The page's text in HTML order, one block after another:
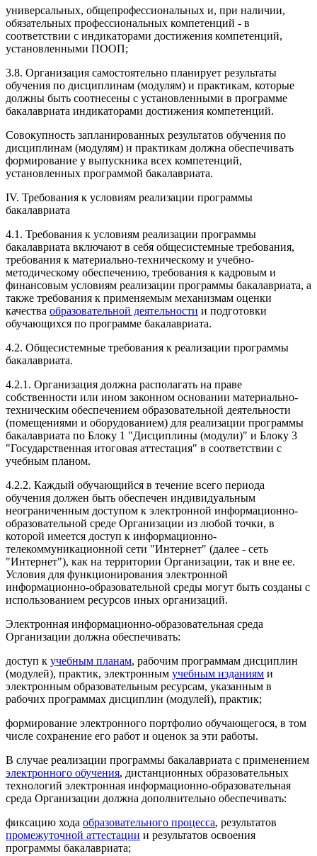
универсальных, общепрофессиональных и, при наличии,
обязательных профессиональных компетенций - в
соответствии с индикаторами достижения компетенций,
установленными ПООП;
3.8. Организация самостоятельно планирует результаты
обучения по дисциплинам (модулям) и практикам, которые
должны быть соотнесены с установленными в программе
бакалавриата индикаторами достижения компетенций.
Совокупность запланированных результатов обучения по
дисциплинам (модулям) и практикам должна обеспечивать
формирование у выпускника всех компетенций,
установленных программой бакалавриата.
IV. Требования к условиям реализации программы
бакалавриата
4.1. Требования к условиям реализации программы
бакалавриата включают в себя общесистемные требования,
требования к материально-техническому и учебно-
методическому обеспечению, требования к кадровым и
финансовым условиям реализации программы бакалавриата, а
также требования к применяемым механизмам оценки
качества образовательной деятельности и подготовки
обучающихся по программе бакалавриата.
4.2. Общесистемные требования к реализации программы
бакалавриата.
4.2.1. Организация должна располагать на праве
собственности или ином законном основании материально-
техническим обеспечением образовательной деятельности
(помещениями и оборудованием) для реализации программы
бакалавриата по Блоку 1 "Дисциплины (модули)" и Блоку 3
"Государственная итоговая аттестация" в соответствии с
учебным планом.
4.2.2. Каждый обучающийся в течение всего периода
обучения должен быть обеспечен индивидуальным
неограниченным доступом к электронной информационно-
образовательной среде Организации из любой точки, в
которой имеется доступ к информационно-
телекоммуникационной сети "Интернет" (далее - сеть
"Интернет"), как на территории Организации, так и вне ее.
Условия для функционирования электронной
информационно-образовательной среды могут быть созданы с
использованием ресурсов иных организаций.
Электронная информационно-образовательная среда
Организации должна обеспечивать:
доступ к учебным планам, рабочим программам дисциплин
(модулей), практик, электронным учебным изданиям и
электронным образовательным ресурсам, указанным в
рабочих программах дисциплин (модулей), практик;
формирование электронного портфолио обучающегося, в том
числе сохранение его работ и оценок за эти работы.
В случае реализации программы бакалавриата с применением
электронного обучения, дистанционных образовательных
технологий электронная информационно-образовательная
среда Организации должна дополнительно обеспечивать:
фиксацию хода образовательного процесса, результатов
промежуточной аттестации и результатов освоения
программы бакалавриата;